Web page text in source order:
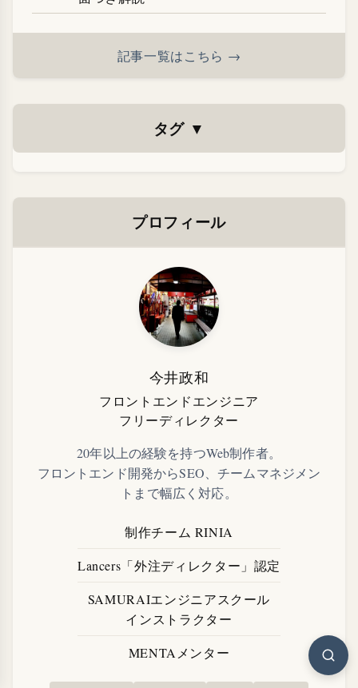
記事一覧はこちら →
タグ ▼
プロフィール
今井政和
フロントエンドエンジニア
フリーディレクター
20年以上の経験を持つWeb制作者。
フロントエンド開発からSEO、チームマネジメン
トまで幅広く対応。
制作チーム RINIA
Lancers「外注ディレクター」認定
SAMURAIエンジニアスクール
インストラクター
MENTAメンター